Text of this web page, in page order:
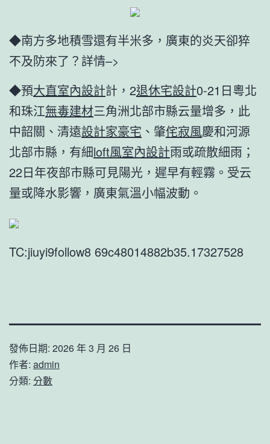
◆南方多地積雪還有半米多，廣東的炎天卻猝
不及防來了？詳情–>
◆預大直室內設計計，2退休宅設計0-21日粵北
和珠江無毒建材三角洲北部市縣云量增多，此
中韶關、清遠設計家豪宅 、肇侘寂風慶和河源
北部市縣，有細loft風室內設計雨或疏散細雨；
22日年夜部市縣可見陽光，遲早有輕霧。受云
量或降水影響，廣東氣溫小幅波動。
TC:jiuyi9follow8 69c48014882b35.17327528
發佈日期: 2026 年 3 月 26 日
作者: admin
分類: 分數